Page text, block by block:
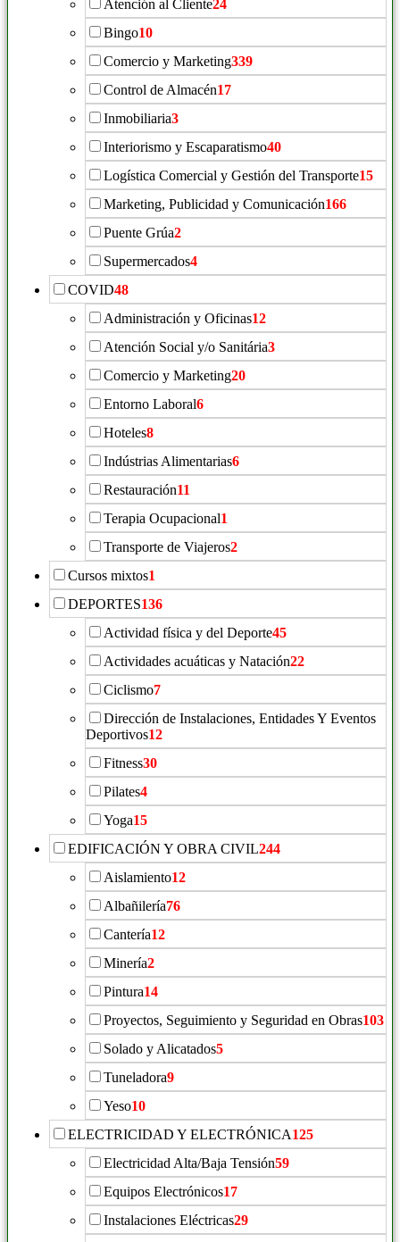
Atención al Cliente24
Bingo10
Comercio y Marketing339
Control de Almacén17
Inmobiliaria3
Interiorismo y Escaparatismo40
Logística Comercial y Gestión del Transporte15
Marketing, Publicidad y Comunicación166
Puente Grúa2
Supermercados4
COVID48
Administración y Oficinas12
Atención Social y/o Sanitária3
Comercio y Marketing20
Entorno Laboral6
Hoteles8
Indústrias Alimentarias6
Restauración11
Terapia Ocupacional1
Transporte de Viajeros2
Cursos mixtos1
DEPORTES136
Actividad física y del Deporte45
Actividades acuáticas y Natación22
Ciclismo7
Dirección de Instalaciones, Entidades Y Eventos
Deportivos12
Fitness30
Pilates4
Yoga15
EDIFICACIÓN Y OBRA CIVIL244
Aislamiento12
Albañilería76
Cantería12
Minería2
Pintura14
Proyectos, Seguimiento y Seguridad en Obras103
Solado y Alicatados5
Tuneladora9
Yeso10
ELECTRICIDAD Y ELECTRÓNICA125
Electricidad Alta/Baja Tensión59
Equipos Electrónicos17
Instalaciones Eléctricas29